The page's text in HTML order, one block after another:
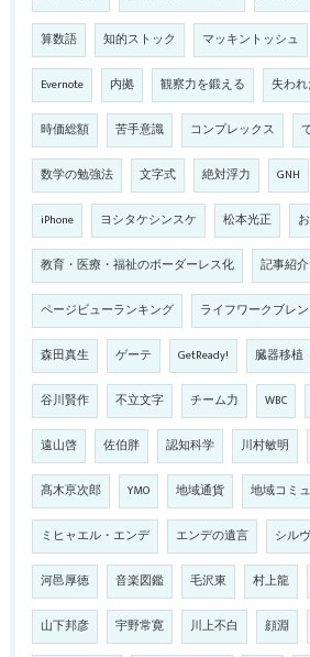
算数語 知的ストック マッキントッシュ
Evernote 内拠 観察力を鍛える 失わ
時価総額 苦手意識 コンプレックス
数学の勉強法 文字式 絶対浮力 GNH
iPhone ヨシタケシンスケ 松本光正
教育・医療・福祉のボーダーレス化 記事紹介
ページビューランキング ライフワークブレ
森田真生 ゲーテ GetReady! 臓器移植
谷川賢作 不立文字 チーム力 WBC
遠山啓 佐伯胖 認知科学 川村敏明
髙木亰次郎 YMO 地域通貨 地域コミ
ミヒャエル・エンデ エンデの遺言 シル
河邑厚徳 音楽図鑑 毛沢東 村上龍
山下邦彦 宇野常寛 川上不白 顔淵